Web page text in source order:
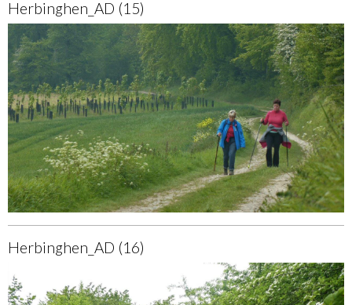
Herbinghen_AD (15)
Herbinghen_AD (16)